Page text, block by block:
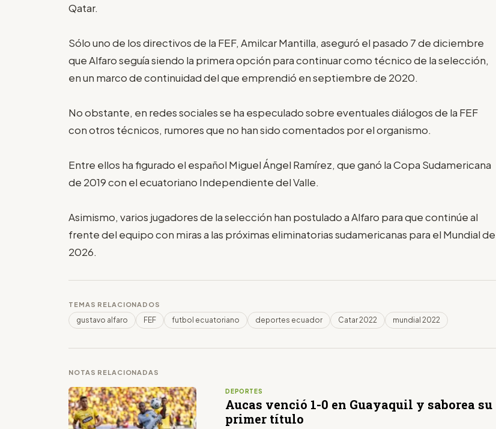
Qatar.
Sólo uno de los directivos de la FEF, Amilcar Mantilla, aseguró el pasado 7 de diciembre
que Alfaro seguía siendo la primera opción para continuar como técnico de la selección,
en un marco de continuidad del que emprendió en septiembre de 2020.
No obstante, en redes sociales se ha especulado sobre eventuales diálogos de la FEF
con otros técnicos, rumores que no han sido comentados por el organismo.
Entre ellos ha figurado el español Miguel Ángel Ramírez, que ganó la Copa Sudamericana
de 2019 con el ecuatoriano Independiente del Valle.
Asimismo, varios jugadores de la selección han postulado a Alfaro para que continúe al
frente del equipo con miras a las próximas eliminatorias sudamericanas para el Mundial de
2026.
TEMAS RELACIONADOS
gustavo alfaro FEF futbol ecuatoriano deportes ecuador Catar 2022 mundial 2022
NOTAS RELACIONADAS
DEPORTES
Aucas venció 1-0 en Guayaquil y saborea su
primer título